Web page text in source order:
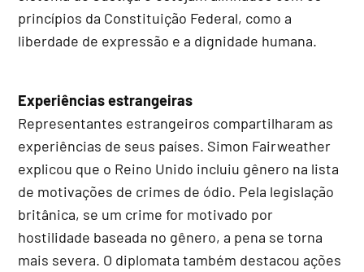
princípios da Constituição Federal, como a
liberdade de expressão e a dignidade humana.
Experiências estrangeiras
Representantes estrangeiros compartilharam as
experiências de seus países. Simon Fairweather
explicou que o Reino Unido incluiu gênero na lista
de motivações de crimes de ódio. Pela legislação
britânica, se um crime for motivado por
hostilidade baseada no gênero, a pena se torna
mais severa. O diplomata também destacou ações